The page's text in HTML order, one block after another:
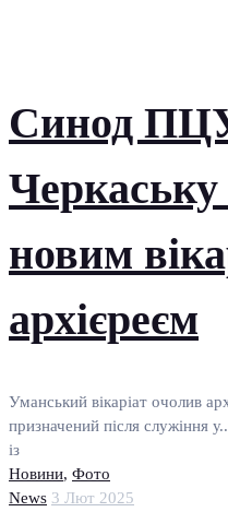
Синод
Черкаську
новим
архієреєм
Уманський вікаріат очолив
призначений після служіння
із
Новини, Фото
News 3 Лют 2025